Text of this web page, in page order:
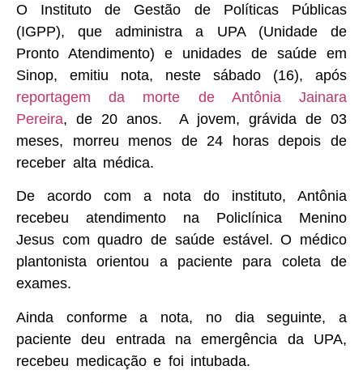
O Instituto de Gestão de Políticas Públicas
(IGPP), que administra a UPA (Unidade de
Pronto Atendimento) e unidades de saúde em
Sinop, emitiu nota, neste sábado (16), após
reportagem da morte de Antônia Jainara
Pereira, de 20 anos. A jovem, grávida de 03
meses, morreu menos de 24 horas depois de
receber alta médica.
De acordo com a nota do instituto, Antônia
recebeu atendimento na Policlínica Menino
Jesus com quadro de saúde estável. O médico
plantonista orientou a paciente para coleta de
exames.
Ainda conforme a nota, no dia seguinte, a
paciente deu entrada na emergência da UPA,
recebeu medicação e foi intubada.